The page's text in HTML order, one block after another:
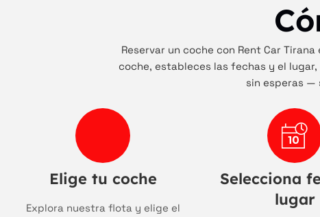
Reservar un coche con Rent Car
coche, estableces las fechas y el
sin esperas —
Elige tu coche
Explora nuestra flota y elige el
Selecciona
lugar